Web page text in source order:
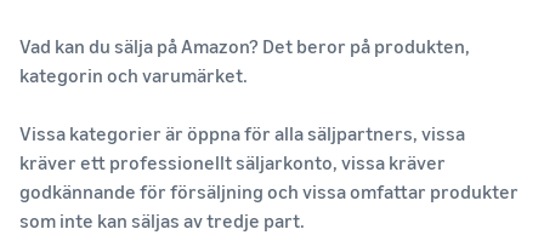
Vad kan du sälja på Amazon? Det beror på produkten,
kategorin och varumärket.
Vissa kategorier är öppna för alla säljpartners, vissa
kräver ett professionellt säljarkonto, vissa kräver
godkännande för försäljning och vissa omfattar produkter
som inte kan säljas av tredje part.